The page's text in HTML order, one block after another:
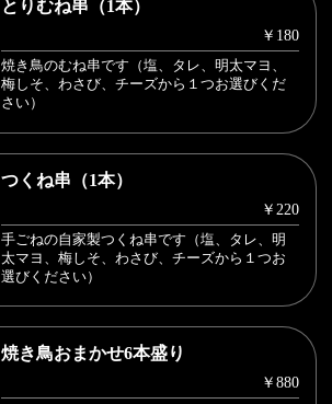
とりむね串（1本）
￥180
焼き鳥のむね串です（塩、タレ、明太マヨ、
梅しそ、わさび、チーズから１つお選びくだ
さい）
つくね串（1本）
￥220
手ごねの自家製つくね串です（塩、タレ、明
太マヨ、梅しそ、わさび、チーズから１つお
選びください）
焼き鳥おまかせ6本盛り
￥880